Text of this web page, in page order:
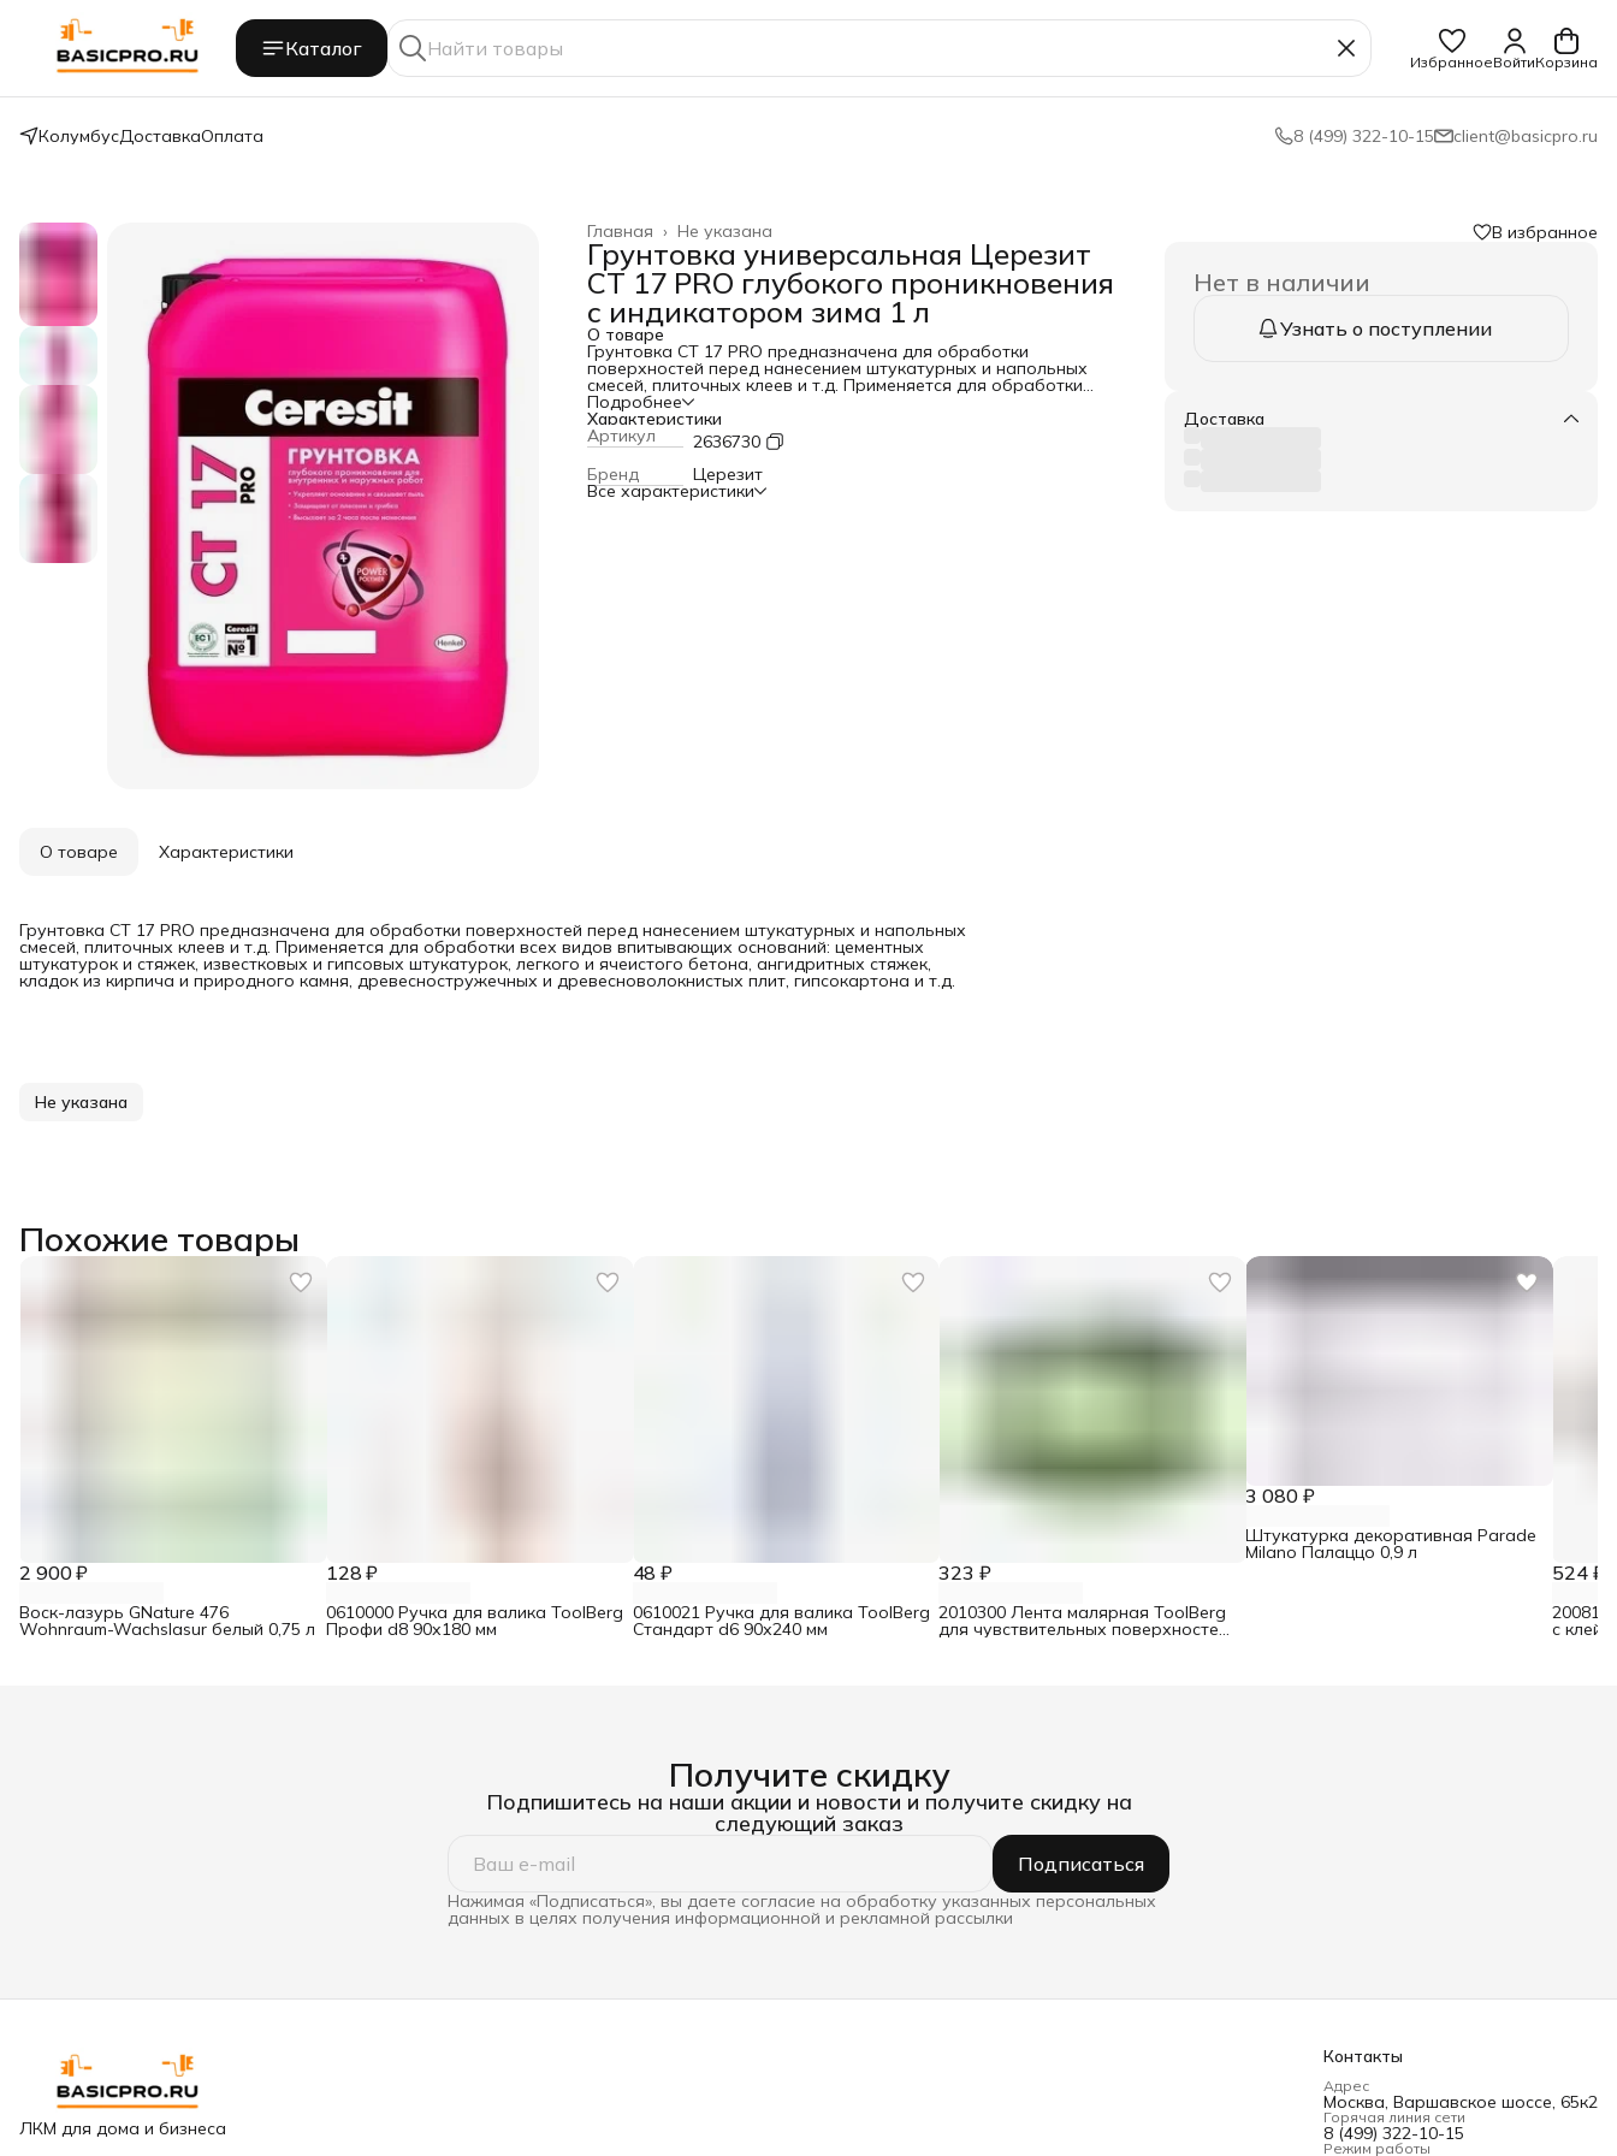
Каталог
ИзбранноеВойтиКорзина
КолумбусДоставкаОплата 8 (499) 322-10-15 client@basicpro.ru
Не указана
Главная ›
Грунтовка универсальная Церезит
CT 17 PRO глубокого проникновения
с индикатором зима 1 л
О товаре
Грунтовка CT 17 PRO предназначена для обработки
поверхностей перед нанесением штукатурных и напольных
смесей, плиточных клеев и т.д. Применяется для обработки
всех видов впитывающих оснований: цементных штукатурок и
стяжек, известковых и гипсовых штукатурок, легкого и
ячеистого бетона, ангидритных стяжек, кладок из кирпича и
природного камня, древесностружечных и
древесноволокнистых плит, гипсокартона и т.д.
Подробнее
Характеристики
Артикул
2636730
Бренд
Церезит
Все характеристики
В избранное
Нет в наличии
Узнать о поступлении
Доставка
О товаре Характеристики
Грунтовка CT 17 PRO предназначена для обработки поверхностей перед нанесением штукатурных и напольных
смесей, плиточных клеев и т.д. Применяется для обработки всех видов впитывающих оснований: цементных
штукатурок и стяжек, известковых и гипсовых штукатурок, легкого и ячеистого бетона, ангидритных стяжек,
кладок из кирпича и природного камня, древесностружечных и древесноволокнистых плит, гипсокартона и т.д.
Не указана
Похожие товары
2 900 ₽
Воск-лазурь GNature 476
Wohnraum-Wachslasur белый 0,75 л
128 ₽
0610000 Ручка для валика ToolBerg
Профи d8 90х180 мм
48 ₽
0610021 Ручка для валика ToolBerg
Стандарт d6 90х240 мм
323 ₽
2010300 Лента малярная ToolBerg
для чувствительных поверхностей
3 080 ₽
Штукатурка декоративная Parade
Milano Палаццо 0,9 л
524 ₽
с
Получите скидку
Подпишитесь на наши акции и новости и получите скидку на
следующий заказ
Подписаться
Нажимая «Подписаться», вы даете согласие на обработку указанных персональных
данных в целях получения информационной и рекламной рассылки
ЛКМ для дома и бизнеса
Контакты
Адрес
Москва, Варшавское шоссе, 65к2
Горячая линия сети
8 (499) 322-10-15
Режим работы